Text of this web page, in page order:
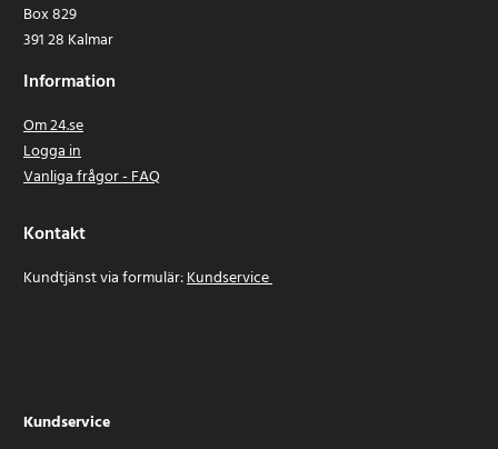
Box 829
391 28 Kalmar
Information
Om 24.se
Logga in
Vanliga frågor - FAQ
Kontakt
Kundtjänst via formulär:Kundservice
Kundservice